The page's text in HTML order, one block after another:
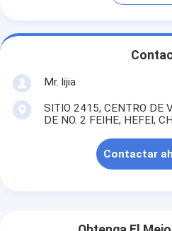
Mr. lijia
SITIO 2415, CENTRO DE
DE NO. 2 FEIHE, HEFEI,
Contactar